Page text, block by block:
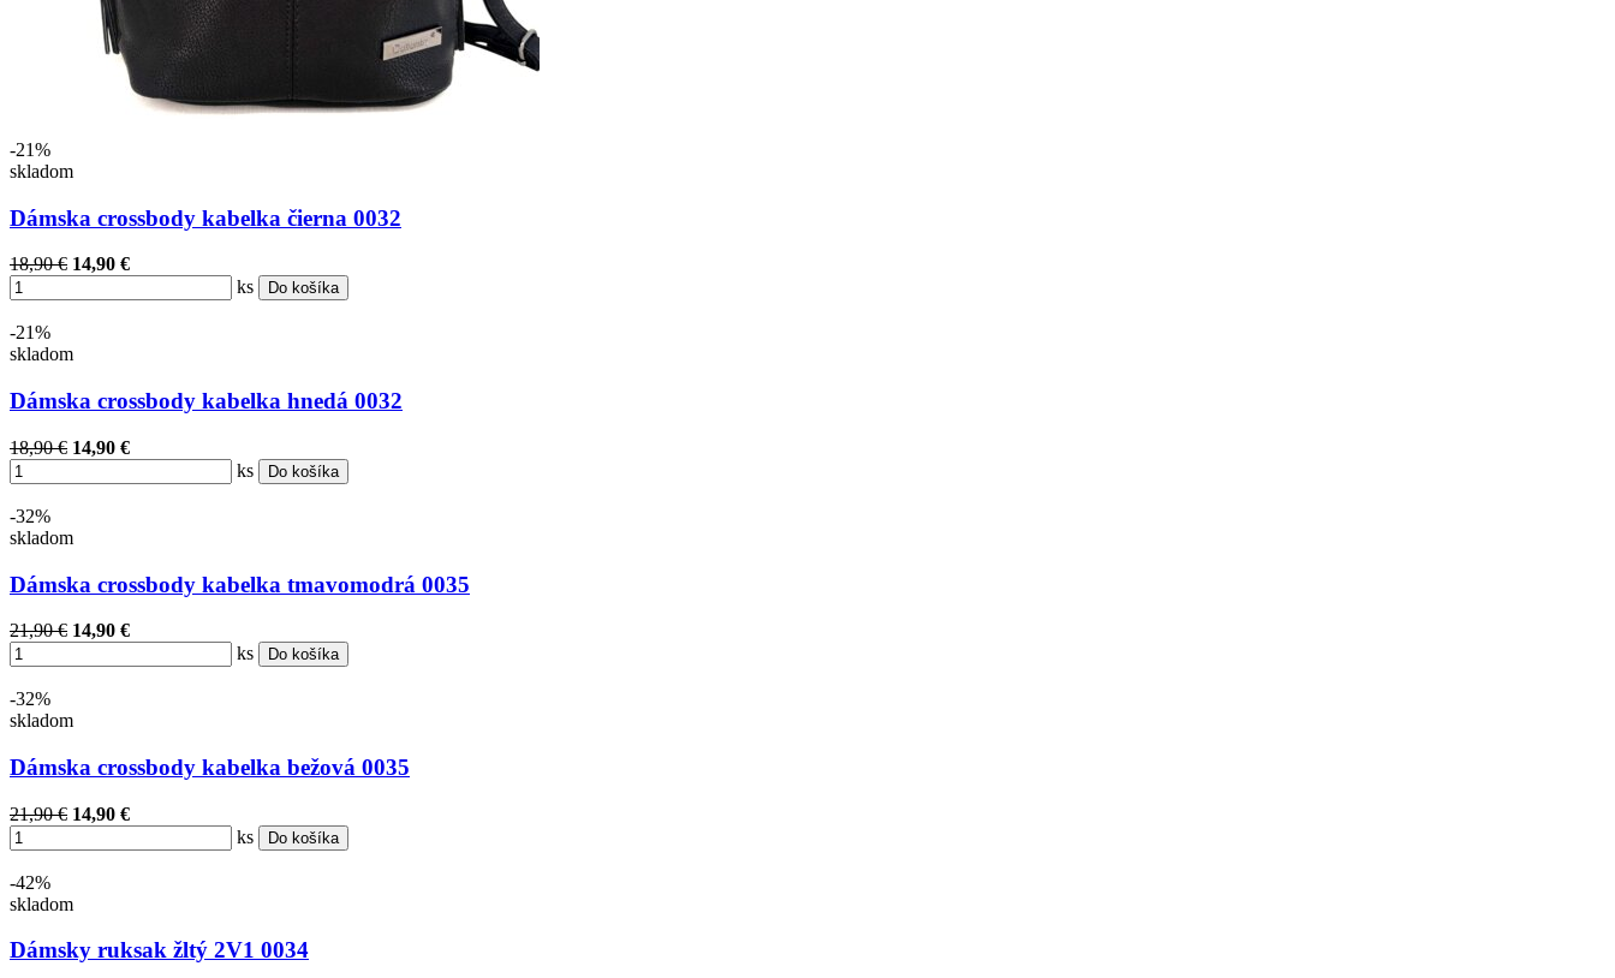
-21%
skladom
Dámska crossbody kabelka čierna 0032
18,90 € 14,90 €
ks
Do košíka
-21%
skladom
Dámska crossbody kabelka hnedá 0032
18,90 € 14,90 €
ks
Do košíka
-32%
skladom
Dámska crossbody kabelka tmavomodrá 0035
21,90 € 14,90 €
ks
Do košíka
-32%
skladom
Dámska crossbody kabelka bežová 0035
21,90 € 14,90 €
ks
Do košíka
-42%
skladom
Dámsky ruksak žltý 2V1 0034